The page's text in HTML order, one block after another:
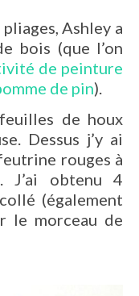
Ashley a
bois (que l’on
de peinture
de pin).
de houx
Dessus j’y ai
rouges à
J’ai obtenu 4
(également
le morceau de